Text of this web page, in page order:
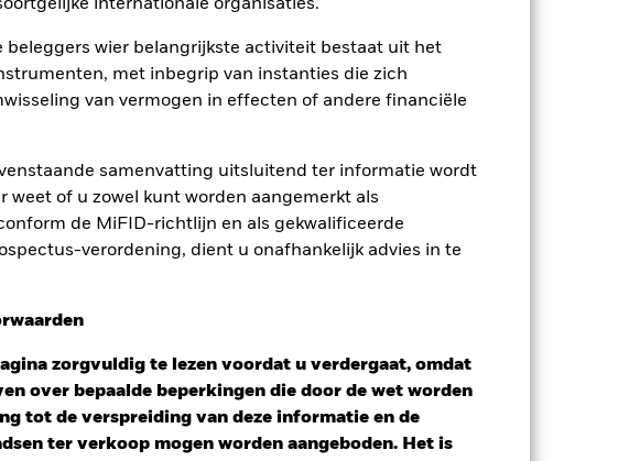
internationale organisaties.
wier belangrijkste activiteit bestaat uit het
met inbegrip van instanties die zich
van vermogen in effecten of andere financiële
samenvatting uitsluitend ter informatie wordt
weet of u zowel kunt worden aangemerkt als
de MiFID-richtlijn en als gekwalificeerde
verordening, dient u onafhankelijk advies in te
zorgvuldig te lezen voordat u verdergaat, omdat
over bepaalde beperkingen die door de wet worden
tot de verspreiding van deze informatie en de
ter verkoop mogen worden aangeboden. Het is
Toon minder
SFDR Web Disclosure Prospectus Download
Posities Documenten